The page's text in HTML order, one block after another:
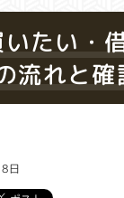
たい・
流れと確
日